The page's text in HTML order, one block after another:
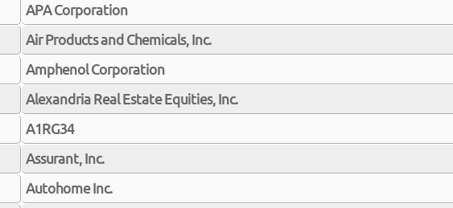
APA Corporation
Air Products and Chemicals, Inc.
Amphenol Corporation
Alexandria Real Estate Equities, Inc.
A1RG34
Assurant, Inc.
Autohome Inc.